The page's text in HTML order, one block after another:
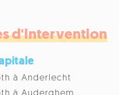
d'intervention
à Anderlecht